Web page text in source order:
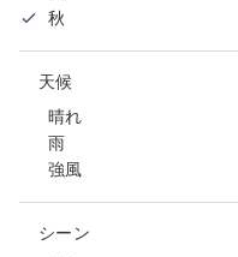
秋
天候
晴れ
雨
強風
シーン